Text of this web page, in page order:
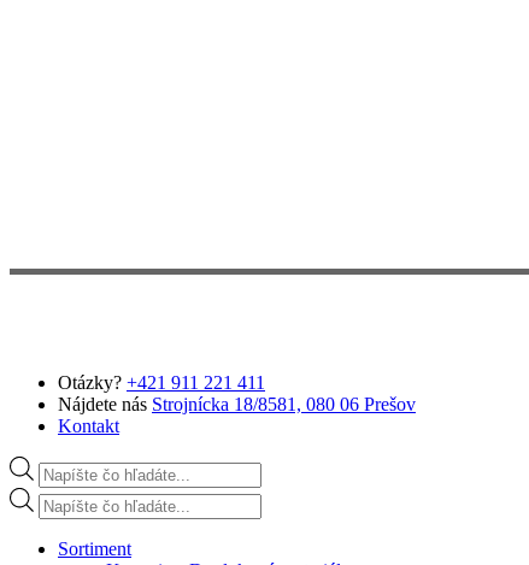
Otázky? +421 911 221 411
Nájdete nás Strojnícka 18/8581, 080 06 Prešov
Kontakt
Products search
Products search
Sortiment